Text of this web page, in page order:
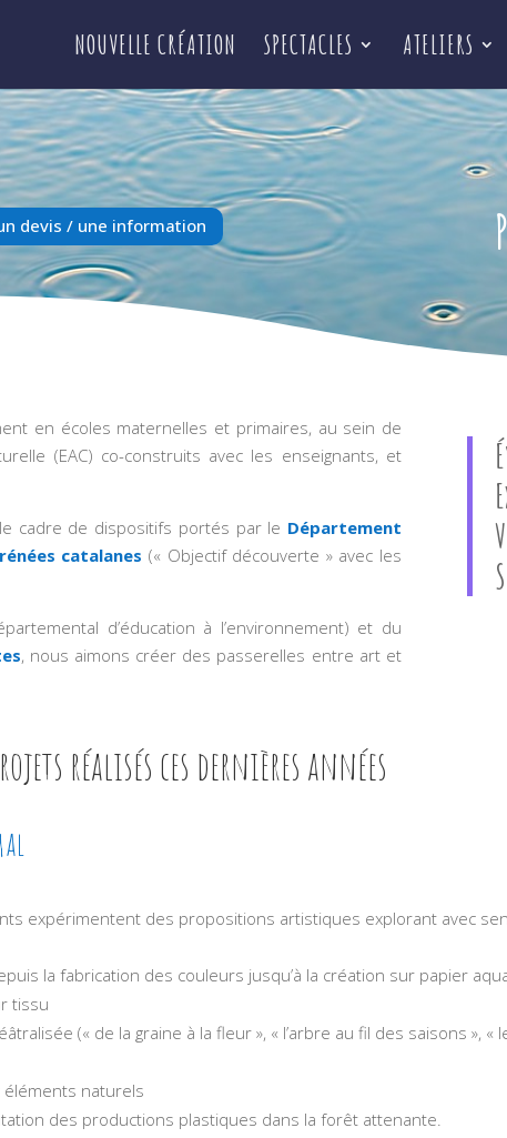
NOUVELLE CRÉATION SPECTACLES ATELIERS
devis / une information
en écoles maternelles et primaires, au sein de
(EAC) co-construits avec les enseignants, et
cadre de dispositifs portés par le Département
catalanes (« Objectif découverte » avec les
d’éducation à l’environnement) et du
, nous aimons créer des passerelles entre art et
réalisés ces dernières années
expérimentent des propositions artistiques explorant avec
la fabrication des couleurs jusqu’à la création sur papier
tissu
(« de la graine à la fleur », « l’arbre au fil des saisons », «
éléments naturels
des productions plastiques dans la forêt attenante.